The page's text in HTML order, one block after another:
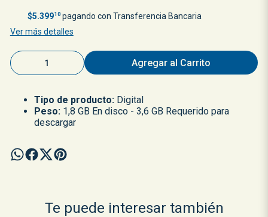
$5.39910pagando con Transferencia Bancaria
Ver más detalles
Agregar al Carrito
Tipo de producto:Digital
Peso:1,8 GB En disco - 3,6 GB Requerido para
descargar
Te puede interesar también